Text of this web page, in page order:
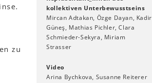
zu
kollektiven Unterbewusstseins
Mircan Adtakan, Özge Dayan, Kadir
Güneş, Mathias Pichler, Clara
Schmieder-Sekyra, Miriam
Strasser
Video
Arina Bychkova, Susanne Reiterer